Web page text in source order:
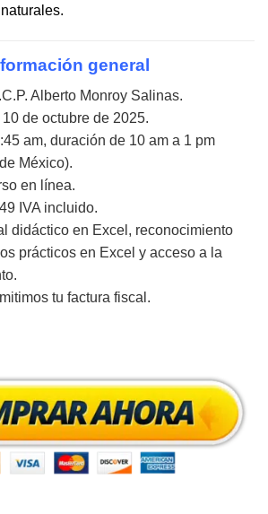
general
Alberto Monroy Salinas.
de octubre de 2025.
am, duración de 10 am a 1 pm
México).
en línea.
IVA incluido.
didáctico en Excel, reconocimiento
prácticos en Excel y acceso a la
tu factura fiscal.